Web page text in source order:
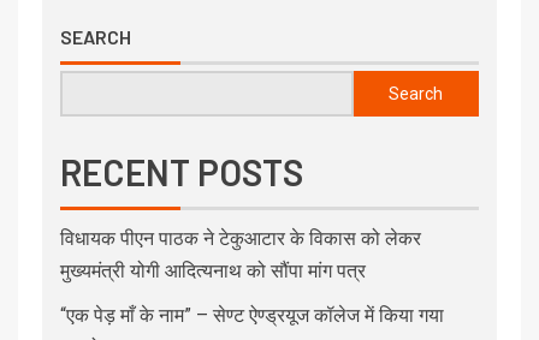
SEARCH
Search
RECENT POSTS
विधायक पीएन पाठक ने टेकुआटार के विकास को लेकर
मुख्यमंत्री योगी आदित्यनाथ को सौंपा मांग पत्र
“एक पेड़ माँ के नाम” – सेण्ट ऐण्ड्रयूज कॉलेज में किया गया